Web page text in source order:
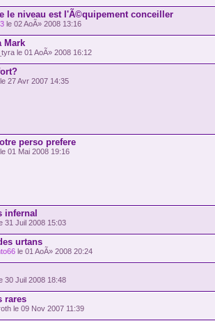
le niveau est l'Ã©quipement conceiller
le 02 AoÃ» 2008 13:16
Mark
le 01 AoÃ» 2008 16:12
le 27 Avr 2007 14:35
perso prefere
le 01 Mai 2008 19:16
infernal
31 Juil 2008 15:03
urtans
le 01 AoÃ» 2008 20:24
30 Juil 2008 18:48
rares
le 09 Nov 2007 11:39